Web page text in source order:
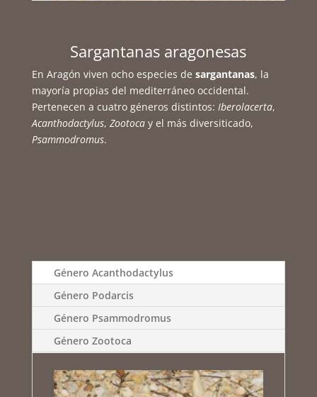
Sargantanas aragonesas
En Aragón viven ocho especies de sargantanas, la
mayoría propias del mediterráneo occidental.
Pertenecen a cuatro géneros distintos: Iberolacerta,
Acanthodactylus, Zootocay el más diversiticado,
Psammodromus.
Género Acanthodactylus
Género Podarcis
Género Psammodromus
Género Zootoca